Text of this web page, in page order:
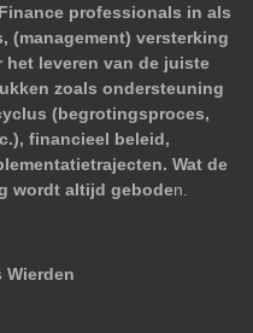
professionals in als
(management) versterking
het leveren van de juiste
zoals ondersteuning
(begrotingsproces,
financieel beleid,
Wat de
wordt altijd geboden.
Wierden